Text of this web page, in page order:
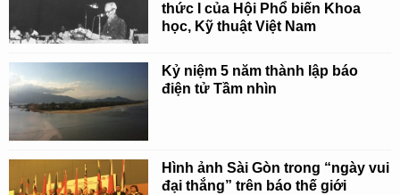
thức I của Hội Phổ biến Khoa
học, Kỹ thuật Việt Nam
Kỷ niệm 5 năm thành lập báo
điện tử Tầm nhìn
Hình ảnh Sài Gòn trong “ngày vui
đại thắng” trên báo thế giới